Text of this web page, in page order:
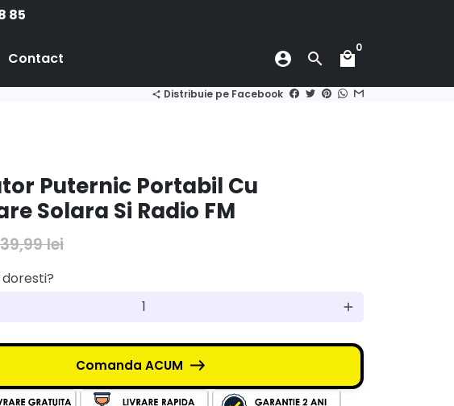
85
Contact account_circle search local_mall
0
share Distribuie pe Facebook
Puternic Portabil Cu
Solara Si Radio FM
lei
add
Comanda ACUM